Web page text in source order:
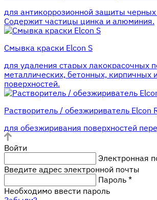
для антикоррозионной защиты
Содержит частицы цинка и алюминия.
Смывка краски Elcon S
для удаления старых лакокрасочных
металлических, бетонных, кирпичных
поверхностей.
Растворитель / обезжириватель Elcon
для обезжиривания поверхностей
Войти
Электронная
Введите адрес электронной почты
Пароль *
Необходимо ввести пароль